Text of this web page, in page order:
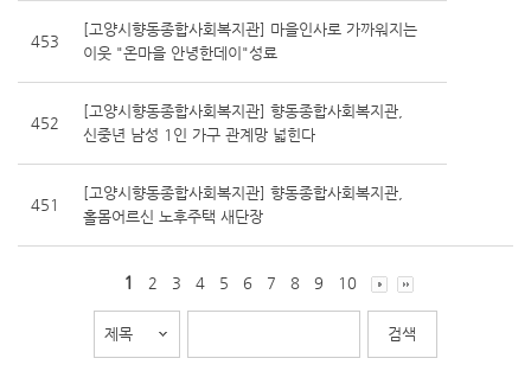
453
[고양시향동종합사회복지관] 마을인사로 가까워지는
이웃 "온마을 안녕한데이"성료
452
[고양시향동종합사회복지관] 향동종합사회복지관,
신중년 남성 1인 가구 관계망 넓힌다
451
[고양시향동종합사회복지관] 향동종합사회복지관,
홀몸어르신 노후주택 새단장
1 2 3 4 5 6 7 8 9 10